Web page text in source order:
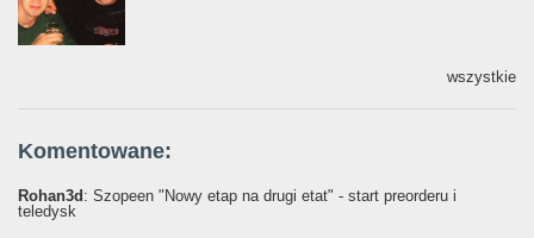
wszystkie
Komentowane:
Rohan3d : Szopeen "Nowy etap na drugi etat" - start preorderu i
teledysk